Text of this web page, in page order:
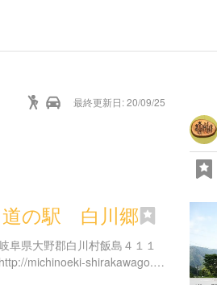
最終更新日: 20/09/25
道の駅 白川郷
阜県大野郡白川村飯島４１１
http://michinoeki-shirakawago.com/